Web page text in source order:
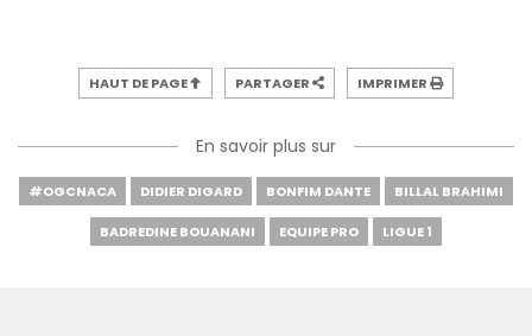
HAUT DE PAGE PARTAGER IMPRIMER
En savoir plus sur
#OGCNACA DIDIER DIGARD BONFIM DANTE BILLAL BRAHIMI
BADREDINE BOUANANI EQUIPE PRO LIGUE 1